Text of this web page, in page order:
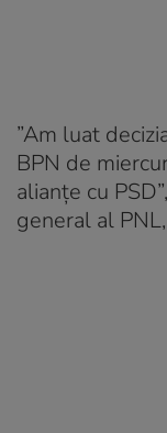
”Am luat
BPN de
alianţe cu
general al